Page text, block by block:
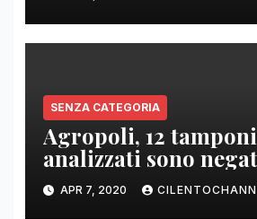
E SENZA PRESIDI”
SENZA CATEGORIA
Agropoli, 12 tamponi
analizzati sono
APR 7, 2020